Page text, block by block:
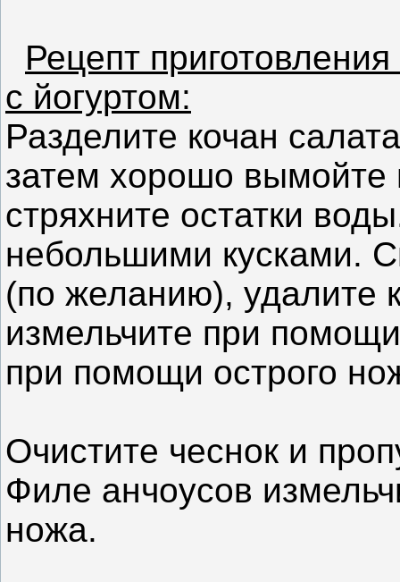
Рецепт
с йогуртом:
Разделите кочан
затем хорошо вымойте
стряхните остатки
небольшими кусками.
(по желанию), удалите
измельчите при
при помощи острого
Очистите чеснок и
Филе анчоусов
ножа.